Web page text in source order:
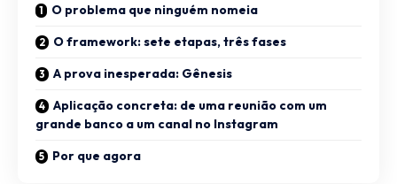
O problema que ninguém nomeia
O framework: sete etapas, três fases
A prova inesperada: Gênesis
Aplicação concreta: de uma reunião com um
grande banco a um canal no Instagram
Por que agora